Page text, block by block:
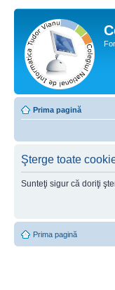
Prima pagină
Şterge toate
Sunteţi sigur că doriţi
Prima pagină